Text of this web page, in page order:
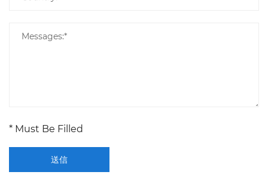
* Must Be Filled
送信